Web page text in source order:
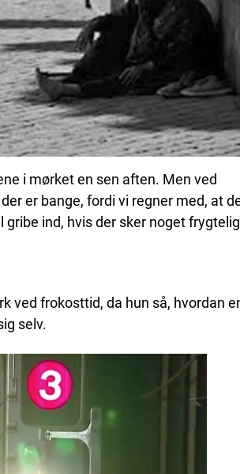
i mørket en sen aften. Men ved
er bange, fordi vi regner med, at
ind, hvis der sker noget
ved frokosttid, da hun så, hvordan
selv.